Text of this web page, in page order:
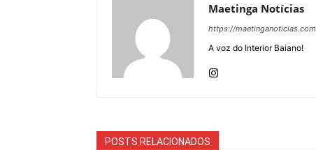
Maetinga Notícias
https://maetinganoticias.com
A voz do Interior Baiano!
POSTS RELACIONADOS